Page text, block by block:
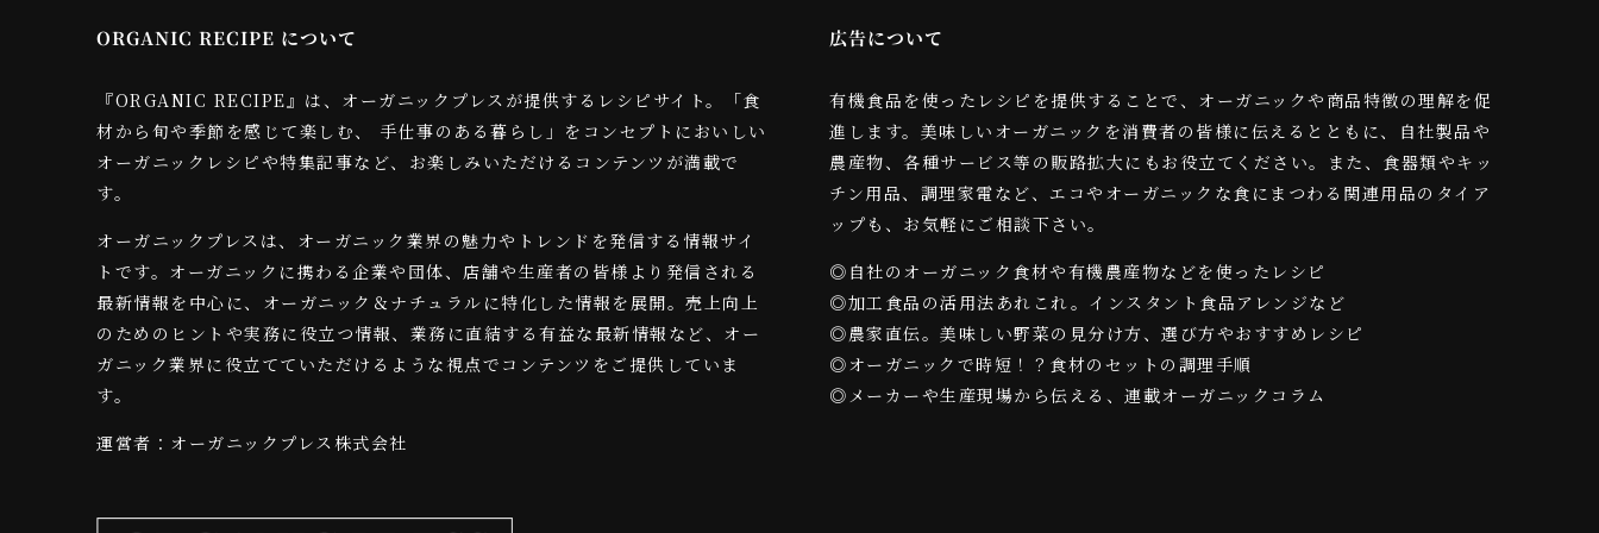
ORGANIC RECIPE について
『ORGANIC RECIPE』は、オーガニックプレスが提供するレシピサイト。「食
材から旬や季節を感じて楽しむ、 手仕事のある暮らし」をコンセプトにおいしい
オーガニックレシピや特集記事など、お楽しみいただけるコンテンツが満載で
す。
オーガニックプレスは、オーガニック業界の魅力やトレンドを発信する情報サイ
トです。オーガニックに携わる企業や団体、店舗や生産者の皆様より発信される
最新情報を中心に、オーガニック＆ナチュラルに特化した情報を展開。売上向上
のためのヒントや実務に役立つ情報、業務に直結する有益な最新情報など、オー
ガニック業界に役立てていただけるような視点でコンテンツをご提供していま
す。
運営者：オーガニックプレス株式会社
広告について
有機食品を使ったレシピを提供することで、オーガニックや商品特徴の理解を促
進します。美味しいオーガニックを消費者の皆様に伝えるとともに、自社製品や
農産物、各種サービス等の販路拡大にもお役立てください。また、食器類やキッ
チン用品、調理家電など、エコやオーガニックな食にまつわる関連用品のタイア
ップも、お気軽にご相談下さい。
◎自社のオーガニック食材や有機農産物などを使ったレシピ
◎加工食品の活用法あれこれ。インスタント食品アレンジなど
◎農家直伝。美味しい野菜の見分け方、選び方やおすすめレシピ
◎オーガニックで時短！？食材のセットの調理手順
◎メーカーや生産現場から伝える、連載オーガニックコラム